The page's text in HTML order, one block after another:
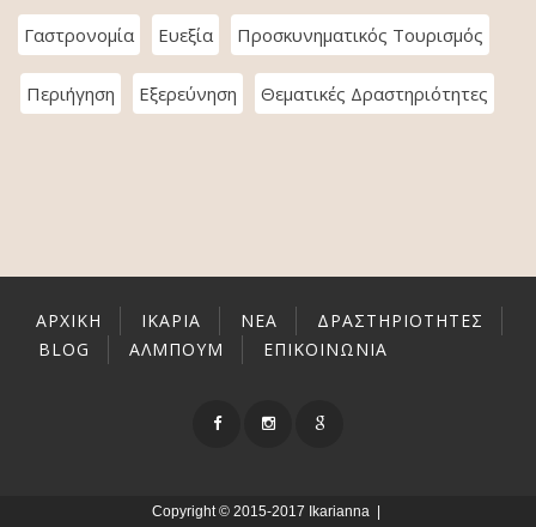
Γαστρονομία Ευεξία Προσκυνηματικός Τουρισμός
Περιήγηση Εξερεύνηση Θεματικές Δραστηριότητες
ΑΡΧΙΚΉ ΙΚΑΡΊΑ ΝΕΑ
ΔΡΑΣΤΗΡΙΌΤΗΤΕΣ
BLOG
ΑΛΜΠΟΥΜ ΕΠΙΚΟΙΝΩΝΊΑ
Copyright © 2015-2017 Ikarianna |